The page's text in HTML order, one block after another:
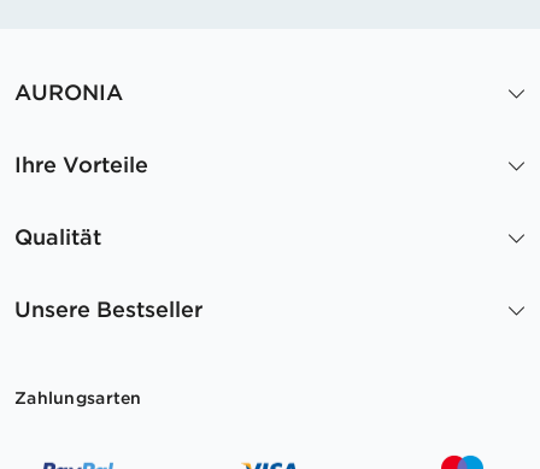
AURONIA
Ihre Vorteile
Qualität
Unsere Bestseller
Zahlungsarten